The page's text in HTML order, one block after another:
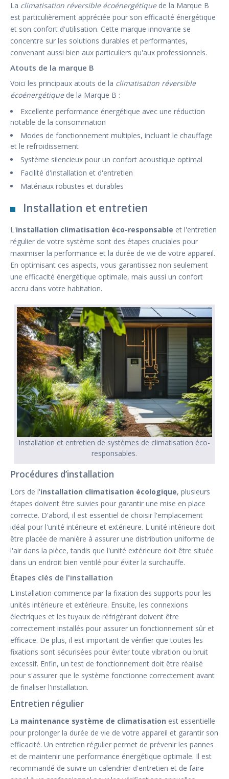
La climatisation réversible écoénergétiquede la Marque B
est particulièrement appréciée pour son efficacité énergétique
et son confort d'utilisation. Cette marque innovante se
concentre sur les solutions durables et performantes,
convenant aussi bien aux particuliers qu'aux professionnels.
Atouts de la marque B
Voici les principaux atouts de la climatisation réversible
écoénergétiquede la Marque B :
Excellente performance énergétique avec une réduction
notable de la consommation
Modes de fonctionnement multiples, incluant le chauffage
et le refroidissement
Système silencieux pour un confort acoustique optimal
Facilité d'installation et d'entretien
Matériaux robustes et durables
Installation et entretien
L'installation climatisation éco-responsable et l'entretien
régulier de votre système sont des étapes cruciales pour
maximiser la performance et la durée de vie de votre appareil.
En optimisant ces aspects, vous garantissez non seulement
une efficacité énergétique optimale, mais aussi un confort
accru dans votre habitation.
Installation et entretien de systèmes de climatisation éco-
responsables.
Procédures d’installation
Lors de l'installation climatisation écologique, plusieurs
étapes doivent être suivies pour garantir une mise en place
correcte. D'abord, il est essentiel de choisir l'emplacement
idéal pour l'unité intérieure et extérieure. L'unité intérieure doit
être placée de manière à assurer une distribution uniforme de
l'air dans la pièce, tandis que l'unité extérieure doit être située
dans un endroit bien ventilé pour éviter la surchauffe.
Étapes clés de l'installation
L'installation commence par la fixation des supports pour les
unités intérieure et extérieure. Ensuite, les connexions
électriques et les tuyaux de réfrigérant doivent être
correctement installés pour assurer un fonctionnement sûr et
efficace. De plus, il est important de vérifier que toutes les
fixations sont sécurisées pour éviter toute vibration ou bruit
excessif. Enfin, un test de fonctionnement doit être réalisé
pour s'assurer que le système fonctionne correctement avant
de finaliser l'installation.
Entretien régulier
La maintenance système de climatisation est essentielle
pour prolonger la durée de vie de votre appareil et garantir son
efficacité. Un entretien régulier permet de prévenir les pannes
et de maintenir une performance énergétique optimale. Il est
recommandé de suivre un calendrier d'entretien et de faire